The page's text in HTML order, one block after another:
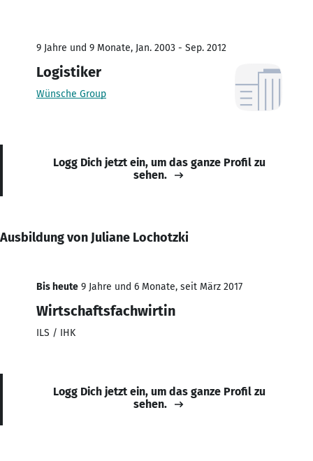
9 Jahre und 9 Monate, Jan. 2003 - Sep. 2012
Logistiker
Wünsche Group
Logg Dich jetzt ein, um das ganze Profil zu
sehen.
Ausbildung von Juliane Lochotzki
Bis heute 9 Jahre und 6 Monate, seit März 2017
Wirtschaftsfachwirtin
ILS / IHK
Logg Dich jetzt ein, um das ganze Profil zu
sehen.